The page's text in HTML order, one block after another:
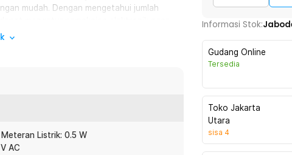
mudah. Dengan mengetahui jumlah
berapa banyak biaya listrik yang
dapat menyambungkan beragam
alat ini. Bila listrik tercabut atau mati,
Listrik: 0.5 W
AC
Informasi Stok:
Gudang Online
Tersedia
Toko Jakarta
Utara
sisa 4